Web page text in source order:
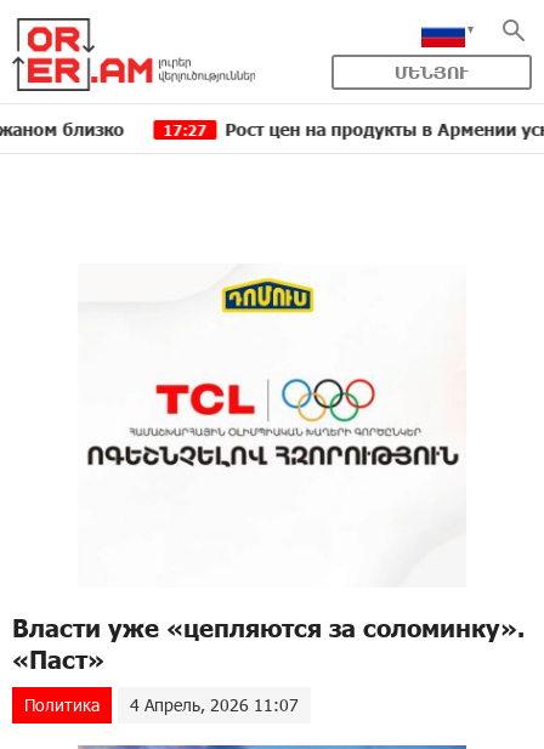
ՄԵՆՅՈՒ
17:27 Рост цен на продукты в Армении
Власти уже «цепляются за соломинку».
«Паст»
Политика 4 Апрель, 2026 11:07